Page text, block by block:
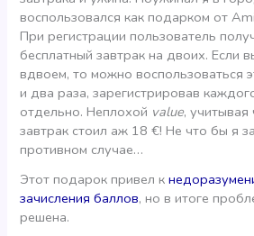
воспользовался как подарком от
При регистрации пользователь
бесплатный завтрак на двоих. Если
вдвоем, то можно воспользоваться
и два раза, зарегистрировав
отдельно. Неплохой value,
завтрак стоил аж 18 €! Не что бы я
противном случае…
Этот подарок привел к
зачисления баллов, но в итоге
решена.